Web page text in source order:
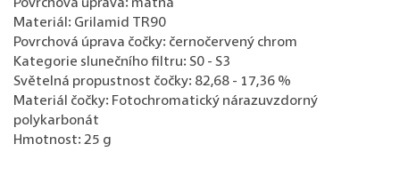
Povrchová úprava: matná
Materiál: Grilamid TR90
Povrchová úprava čočky: černočervený chrom
Kategorie slunečního filtru: S0 - S3
Světelná propustnost čočky: 82,68 - 17,36 %
Materiál čočky: Fotochromatický nárazuvzdorný
polykarbonát
Hmotnost: 25 g